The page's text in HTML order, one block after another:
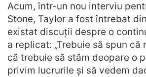
Acum, într-un nou interviu
Stone, Taylor a fost întrebat
existat discuții despre o
a replicat: „Trebuie să spun că
că trebuie să stăm deopare o
privim lucrurile și să vedem